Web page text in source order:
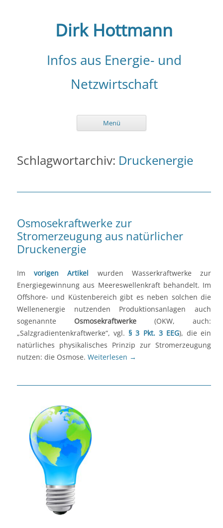
Dirk Hottmann
Infos aus Energie- und
Netzwirtschaft
Menü
Schlagwortarchiv: Druckenergie
Osmosekraftwerke zur
Stromerzeugung aus natürlicher
Druckenergie
Imvorigen Artikel wurden Wasserkraftwerke zur
Energiegewinnung aus Meereswellenkraft behandelt. Im
Offshore- und Küstenbereich gibt es neben solchen die
Wellenenergie nutzenden Produktionsanlagen auch
sogenannte Osmosekraftwerke (OKW, auch:
„Salzgradientenkraftwerke“, vgl.§ 3 Pkt. 3 EEG), die ein
natürliches physikalisches Prinzip zur Stromerzeugung
nutzen: die Osmose. Weiterlesen →